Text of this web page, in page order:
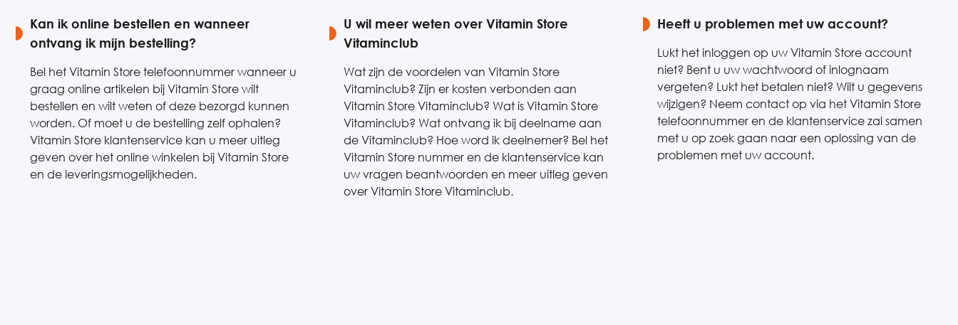
Kan ik online bestellen en wanneer
ontvang ik mijn bestelling?
Bel het Vitamin Store telefoonnummer wanneer u
graag online artikelen bij Vitamin Store wilt
bestellen en wilt weten of deze bezorgd kunnen
worden. Of moet u de bestelling zelf ophalen?
Vitamin Store klantenservice kan u meer uitleg
geven over het online winkelen bij Vitamin Store
en de leveringsmogelijkheden.
U wil meer weten over Vitamin Store
Vitaminclub
Wat zijn de voordelen van Vitamin Store
Vitaminclub? Zijn er kosten verbonden aan
Vitamin Store Vitaminclub? Wat is Vitamin Store
Vitaminclub? Wat ontvang ik bij deelname aan
de Vitaminclub? Hoe word ik deelnemer? Bel het
Vitamin Store nummer en de klantenservice kan
uw vragen beantwoorden en meer uitleg geven
over Vitamin Store Vitaminclub.
Heeft u problemen met uw account?
Lukt het inloggen op uw Vitamin Store account
niet? Bent u uw wachtwoord of inlognaam
vergeten? Lukt het betalen niet? Wilt u gegevens
wijzigen? Neem contact op via het Vitamin Store
telefoonnummer en de klantenservice zal samen
met u op zoek gaan naar een oplossing van de
problemen met uw account.